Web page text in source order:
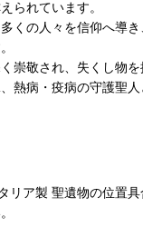
られています。
くの人々を信仰へ導
崇敬され、失くし物
熱病・疫病の守護聖
リア製 聖遺物の位置